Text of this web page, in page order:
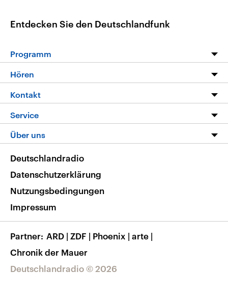
Entdecken Sie den Deutschlandfunk
Programm
Die Nachrichten
Nachrichtenleicht
Neue Beiträge auf dlf.de
Hören
Livestream
Podcasts
Deutschlandfunk App
Nachrichten App
Frequenzen
Kontakt
Service
FAQ
Veranstaltungen
Musikliste
RSS
Über uns
Barrierefreiheit
Deutschlandradio © 2026
Deutschlandradio
Datenschutzerklärung
Nutzungsbedingungen
Impressum
Partner ARD | ZDF | Phoenix | arte |
Chronik der Mauer